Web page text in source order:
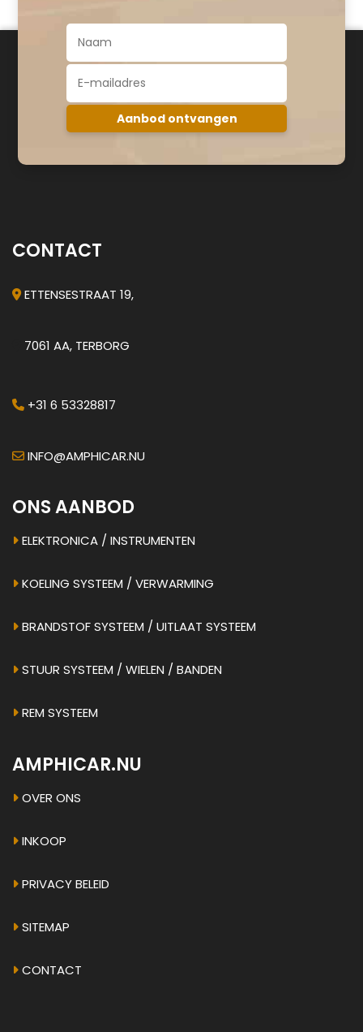
CONTACT
ETTENSESTRAAT 19,
7061 AA, TERBORG
+31 6 53328817
INFO@AMPHICAR.NU
ONS AANBOD
ELEKTRONICA / INSTRUMENTEN
KOELING SYSTEEM / VERWARMING
BRANDSTOF SYSTEEM / UITLAAT SYSTEEM
STUUR SYSTEEM / WIELEN / BANDEN
REM SYSTEEM
AMPHICAR.NU
OVER ONS
INKOOP
PRIVACY BELEID
SITEMAP
CONTACT